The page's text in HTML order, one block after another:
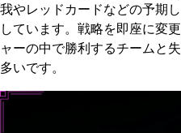
我やレッドカードなどの予期
しています。戦略を即座に変
ャーの中で勝利するチームと
多いです。